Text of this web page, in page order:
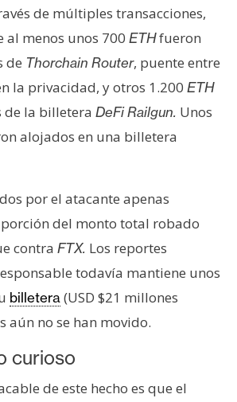
de múltiples transacciones,
al menos unos 700 ETHfueron
de Thorchain Router, puente entre
la privacidad, y otros 1.200 ETH
de la billetera DeFi Railgun. Unos
alojados en una billetera
por el atacante apenas
del monto total robado
contra FTX. Los reportes
todavía mantiene unos
billetera(USD $21 millones
aún no se han movido.
curioso
de este hecho es que el